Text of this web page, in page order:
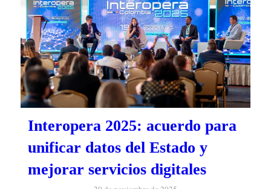
Interopera 2025: acuerdo para
unificar datos del Estado y
mejorar servicios digitales